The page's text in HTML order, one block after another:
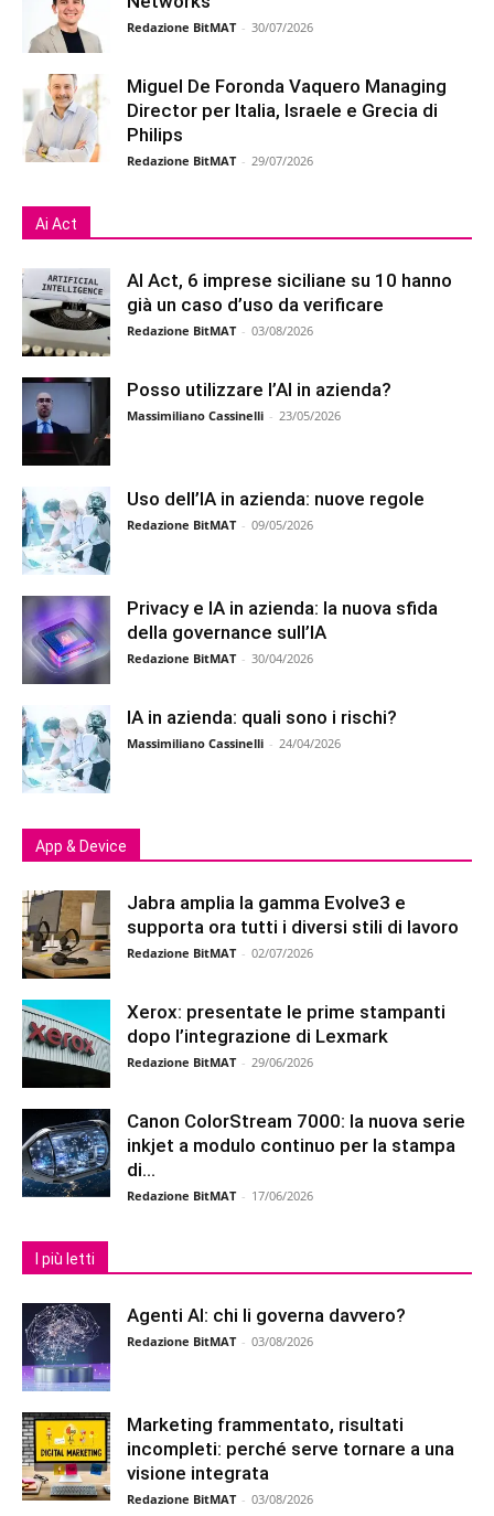
Redazione BitMAT - 30/07/2026
Miguel De Foronda Vaquero Managing
Director per Italia, Israele e Grecia di
Philips
Redazione BitMAT - 29/07/2026
Ai Act
AI Act, 6 imprese siciliane su 10 hanno
già un caso d’uso da verificare
Redazione BitMAT - 03/08/2026
Posso utilizzare l’AI in azienda?
Massimiliano Cassinelli - 23/05/2026
Uso dell’IA in azienda: nuove regole
Redazione BitMAT - 09/05/2026
Privacy e IA in azienda: la nuova sfida
della governance sull’IA
Redazione BitMAT - 30/04/2026
IA in azienda: quali sono i rischi?
Massimiliano Cassinelli - 24/04/2026
App & Device
Jabra amplia la gamma Evolve3 e
supporta ora tutti i diversi stili di lavoro
Redazione BitMAT - 02/07/2026
Xerox: presentate le prime stampanti
dopo l’integrazione di Lexmark
Redazione BitMAT - 29/06/2026
Canon ColorStream 7000: la nuova serie
inkjet a modulo continuo per la stampa
di...
Redazione BitMAT - 17/06/2026
I più letti
Agenti AI: chi li governa davvero?
Redazione BitMAT - 03/08/2026
Marketing frammentato, risultati
incompleti: perché serve tornare a una
visione integrata
Redazione BitMAT - 03/08/2026